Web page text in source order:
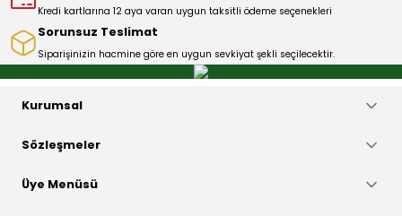
Kredi kartlarına 12 aya varan uygun taksitli ödeme seçenekleri
Sorunsuz Teslimat
Siparişinizin hacmine göre en uygun sevkiyat şekli seçilecektir.
Kurumsal
Sözleşmeler
Üye Menüsü